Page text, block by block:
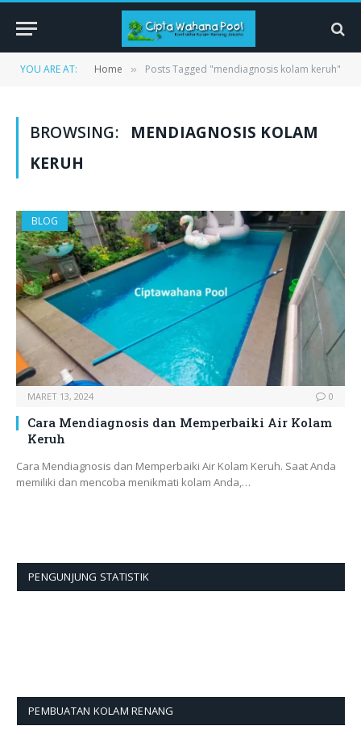
YOU ARE AT: Home » Posts Tagged "mendiagnosis kolam keruh"
BROWSING:
MENDIAGNOSIS KOLAM
KERUH
BLOG
MARET 13, 2024 0
Cara Mendiagnosis dan Memperbaiki Air Kolam
Keruh
Cara Mendiagnosis dan Memperbaiki Air Kolam Keruh. Saat Anda
memiliki dan mencoba menikmati kolam Anda,…
PENGUNJUNG STATISTIK
PEMBUATAN KOLAM RENANG